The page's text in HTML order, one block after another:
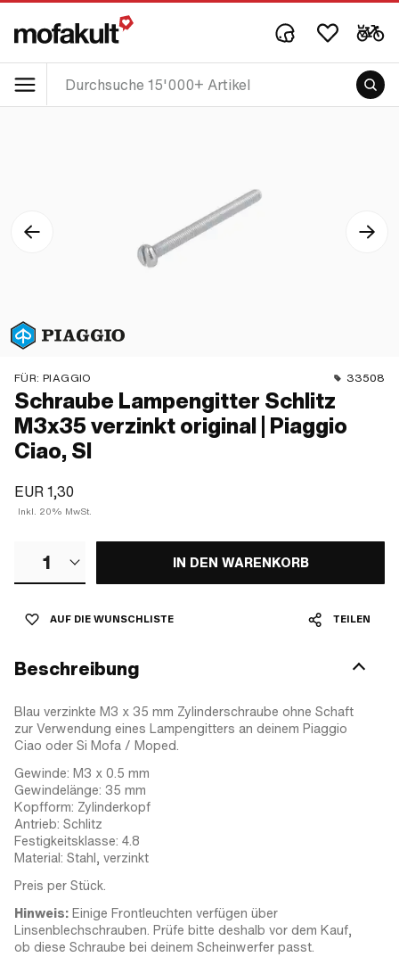
FÜR: PIAGGIO 33508
Schraube Lampengitter Schlitz
M3x35 verzinkt original | Piaggio
Ciao, SI
EUR 1,30
Inkl. 20% MwSt.
1 IN DEN WARENKORB
AUF DIE WUNSCHLISTE TEILEN
Beschreibung
Blau verzinkte M3 x 35 mm Zylinderschraube ohne Schaft
zur Verwendung eines Lampengitters an deinem Piaggio
Ciao oder Si Mofa / Moped.
Gewinde: M3 x 0.5 mm
Gewindelänge: 35 mm
Kopfform: Zylinderkopf
Antrieb: Schlitz
Festigkeitsklasse: 4.8
Material: Stahl, verzinkt
Preis per Stück.
Hinweis: Einige Frontleuchten verfügen über
Linsenblechschrauben. Prüfe bitte deshalb vor dem Kauf,
ob diese Schraube bei deinem Scheinwerfer passt.